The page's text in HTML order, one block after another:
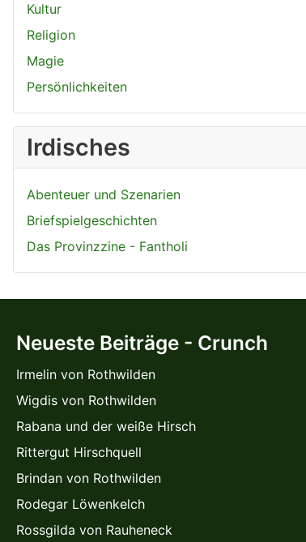
Kultur
Religion
Magie
Persönlichkeiten
Irdisches
Abenteuer und Szenarien
Briefspielgeschichten
Das Provinzzine - Fantholi
Neueste Beiträge - Crunch
Irmelin von Rothwilden
Wigdis von Rothwilden
Rabana und der weiße Hirsch
Rittergut Hirschquell
Brindan von Rothwilden
Rodegar Löwenkelch
Rossgilda von Rauheneck